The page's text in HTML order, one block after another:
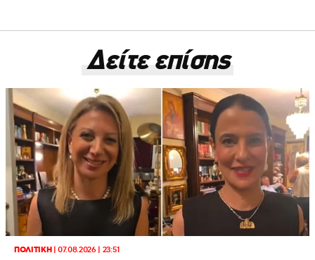
Δείτε επίσης
ΠΟΛΙΤΙΚΗ|07.08.2026 | 23:51